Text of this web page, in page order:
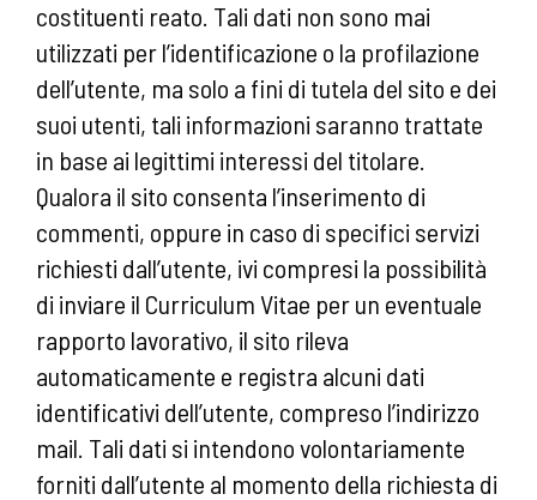
costituenti reato. Tali dati non sono mai
utilizzati per l’identificazione o la profilazione
dell’utente, ma solo a fini di tutela del sito e dei
suoi utenti, tali informazioni saranno trattate
in base ai legittimi interessi del titolare.
Qualora il sito consenta l’inserimento di
commenti, oppure in caso di specifici servizi
richiesti dall’utente, ivi compresi la possibilità
di inviare il Curriculum Vitae per un eventuale
rapporto lavorativo, il sito rileva
automaticamente e registra alcuni dati
identificativi dell’utente, compreso l’indirizzo
mail. Tali dati si intendono volontariamente
forniti dall’utente al momento della richiesta di